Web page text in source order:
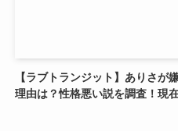
【ラブトランジット】ありさが
理由は？性格悪い説を調査！現